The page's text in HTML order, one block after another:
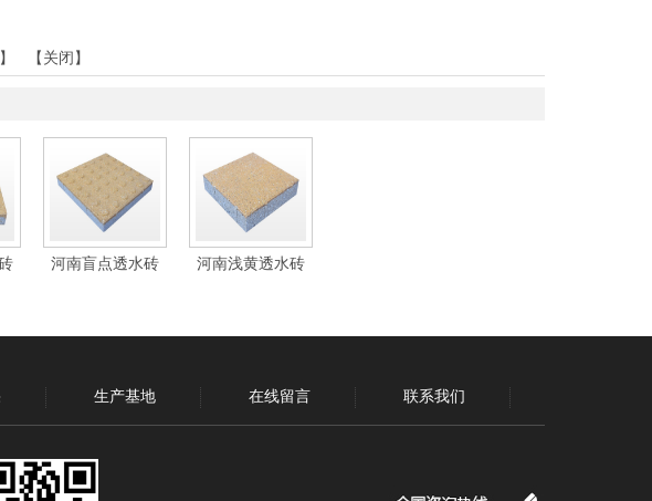
】 【 关闭 】
河南盲点透水砖 河南浅黄透水砖
生产基地 在线留言 联系我们